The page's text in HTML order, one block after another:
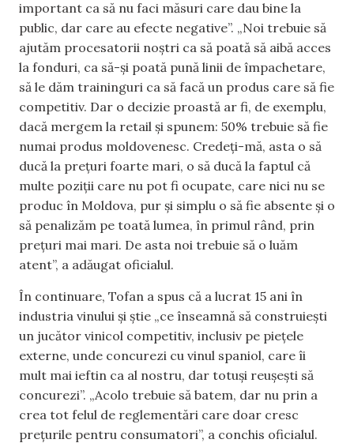
important ca să nu faci măsuri care dau bine la
public, dar care au efecte negative”. „Noi trebuie să
ajutăm procesatorii noștri ca să poată să aibă acces
la fonduri, ca să-și poată pună linii de împachetare,
să le dăm traininguri ca să facă un produs care să fie
competitiv. Dar o decizie proastă ar fi, de exemplu,
dacă mergem la retail și spunem: 50% trebuie să fie
numai produs moldovenesc. Credeți-mă, asta o să
ducă la prețuri foarte mari, o să ducă la faptul că
multe poziții care nu pot fi ocupate, care nici nu se
produc în Moldova, pur și simplu o să fie absente și o
să penalizăm pe toată lumea, în primul rând, prin
prețuri mai mari. De asta noi trebuie să o luăm
atent”, a adăugat oficialul.
În continuare, Tofan a spus că a lucrat 15 ani în
industria vinului și știe „ce înseamnă să construiești
un jucător vinicol competitiv, inclusiv pe piețele
externe, unde concurezi cu vinul spaniol, care îi
mult mai ieftin ca al nostru, dar totuși reușești să
concurezi”. „Acolo trebuie să batem, dar nu prin a
crea tot felul de reglementări care doar cresc
prețurile pentru consumatori”, a conchis oficialul.